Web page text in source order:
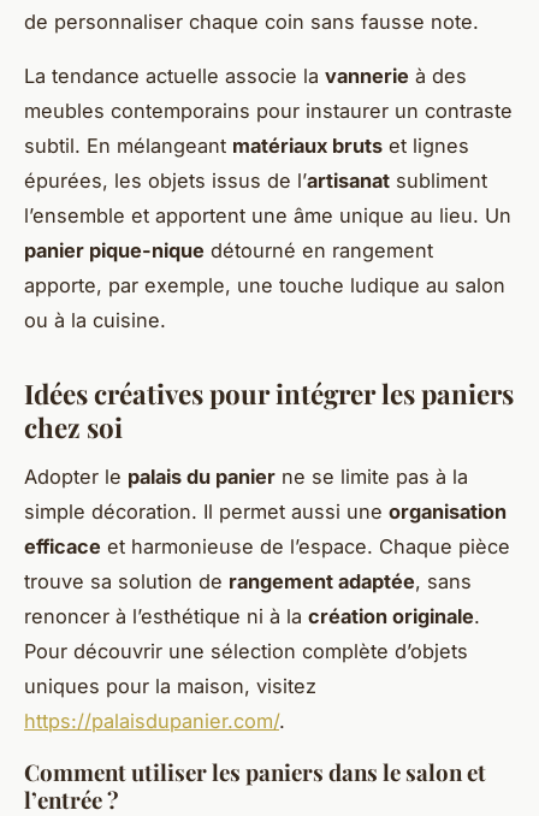
de personnaliser chaque coin sans fausse note.
La tendance actuelle associe la vannerie à des
meubles contemporains pour instaurer un contraste
subtil. En mélangeant matériaux bruts et lignes
épurées, les objets issus de l’artisanat subliment
l’ensemble et apportent une âme unique au lieu. Un
panier pique-nique détourné en rangement
apporte, par exemple, une touche ludique au salon
ou à la cuisine.
Idées créatives pour intégrer les paniers
chez soi
Adopter le palais du panier ne se limite pas à la
simple décoration. Il permet aussi une organisation
efficace et harmonieuse de l’espace. Chaque pièce
trouve sa solution de rangement adaptée, sans
renoncer à l’esthétique ni à la création originale.
Pour découvrir une sélection complète d’objets
uniques pour la maison, visitez
https://palaisdupanier.com/.
Comment utiliser les paniers dans le salon et
l’entrée ?